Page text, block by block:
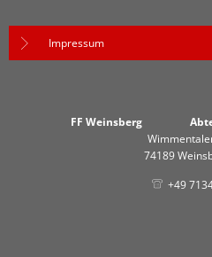
Impressum
FF Weinsberg
74189
+49